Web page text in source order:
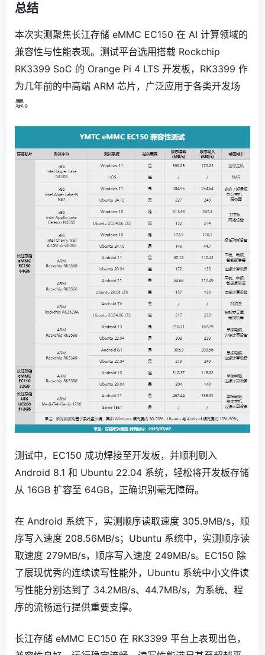
总结
本次实测聚焦长江存储 eMMC EC150 在 AI 计算领域的
兼容性与性能表现。测试平台选用搭载 Rockchip
RK3399 SoC 的 Orange Pi 4 LTS 开发板，RK3399 作
为几年前的中高端 ARM 芯片，广泛应用于各类开发场
景。
测试中，EC150 成功焊接至开发板，并顺利刷入
Android 8.1 和 Ubuntu 22.04 系统，轻松将开发板存储
从 16GB 扩容至 64GB，正确识别毫无障碍。
在 Android 系统下，实测顺序读取速度 305.9MB/s，顺
序写入速度 208.56MB/s；Ubuntu 系统中，实测顺序读
取速度 279MB/s，顺序写入速度 249MB/s。EC150 除
了展现优秀的连续读写性能外，Ubuntu 系统中小文件读
写性能分别达到了 34.2MB/s、44.7MB/s，为系统、程
序的流畅运行提供重要支撑。
长江存储 eMMC EC150 在 RK3399 平台上表现出色，